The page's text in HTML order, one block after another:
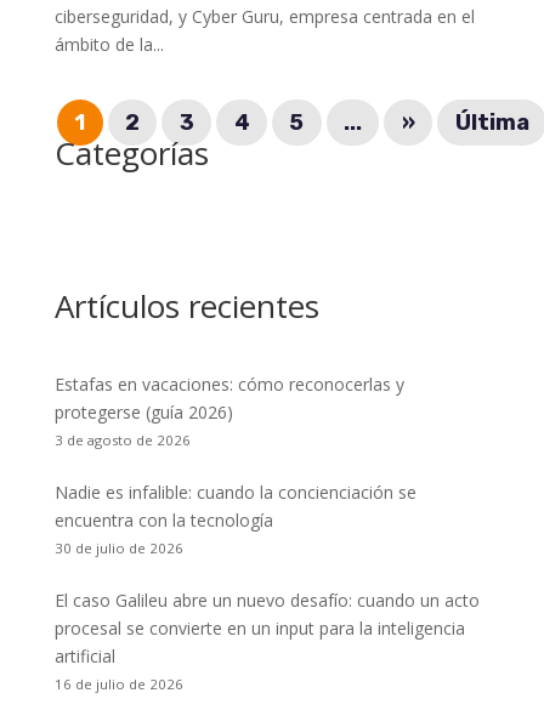
ciberseguridad, y Cyber Guru, empresa centrada en el
ámbito de la...
1 2 3 4 5 ... » Última
Categorías
Artículos recientes
Estafas en vacaciones: cómo reconocerlas y
protegerse (guía 2026)
3 de agosto de 2026
Nadie es infalible: cuando la concienciación se
encuentra con la tecnología
30 de julio de 2026
El caso Galileu abre un nuevo desafío: cuando un acto
procesal se convierte en un input para la inteligencia
artificial
16 de julio de 2026